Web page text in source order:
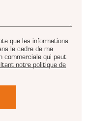
que les informations
le cadre de ma
commerciale qui peut
notre politique de